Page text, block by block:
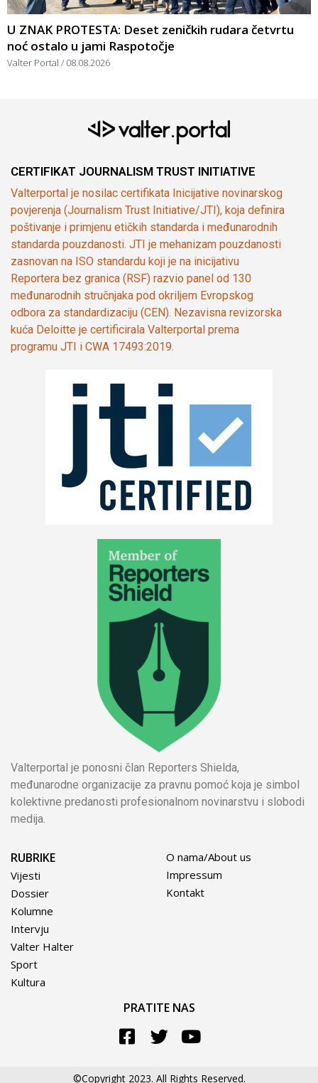
U ZNAK PROTESTA: Deset zeničkih rudara četvrtu
noć ostalo u jami Raspotočje
Valter Portal 08.08.2026
CERTIFIKAT JOURNALISM TRUST INITIATIVE
Valterportal je nosilac certifikata Inicijative novinarskog
povjerenja (Journalism Trust Initiative/JTI), koja definira
poštivanje i primjenu etičkih standarda i međunarodnih
standarda pouzdanosti. JTI je mehanizam pouzdanosti
zasnovan na ISO standardu koji je na inicijativu
Reportera bez granica (RSF) razvio panel od 130
međunarodnih stručnjaka pod okriljem Evropskog
odbora za standardizaciju (CEN). Nezavisna revizorska
kuća Deloitte je certificirala Valterportal prema
programu JTI i CWA 17493:2019.
Valterportal je ponosni član Reporters Shielda,
međunarodne organizacije za pravnu pomoć koja je simbol
kolektivne predanosti profesionalnom novinarstvu i slobodi
medija.
RUBRIKE
Vijesti
Dossier
Kolumne
Intervju
Valter Halter
Sport
Kultura
O nama/About us
Impressum
Kontakt
PRATITE NAS
©Copyright 2023. All Rights Reserved.